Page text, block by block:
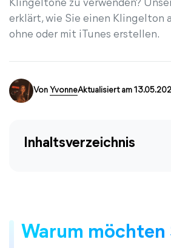
Klingeltöne zu verwenden?
erklärt, wie Sie einen Klingelton
ohne oder mit iTunes erstellen.
Von YvonneAktualisiert am
Inhaltsverzeichnis
Warum möchten